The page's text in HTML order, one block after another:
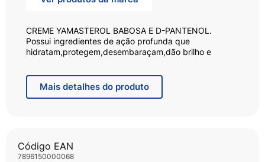
CREME YAMASTEROL BABOSA E D-PANTENOL.
Possui ingredientes de ação profunda que
hidratam,protegem,desembaraçam,dão brilho e
hidrata,desembaraça os fios facilitando o
penteado.Pode ser usado com ou sem enxágüe após
o shampoo.
Mais detalhes do produto
Código EAN
7896150000068